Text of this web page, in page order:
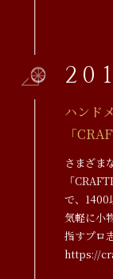
ハンド
「
さまざま
「
で、1400
気軽に小
指すプロ
https://